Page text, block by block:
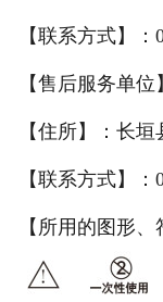
【联系方式】：
【售后服务单
【住所】：长
【联系方式】：
【所用的图形